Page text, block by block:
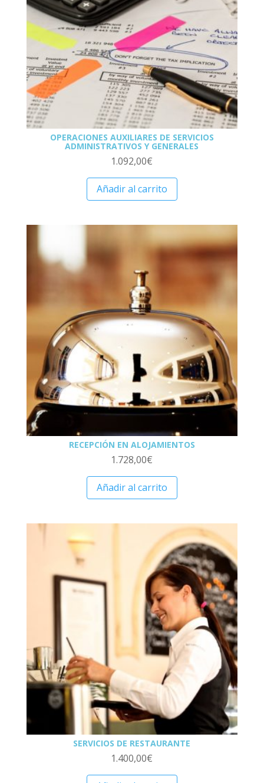
OPERACIONES AUXILIARES DE SERVICIOS
ADMINISTRATIVOS Y GENERALES
1.092,00€
Añadir al carrito
RECEPCIÓN EN ALOJAMIENTOS
1.728,00€
Añadir al carrito
SERVICIOS DE RESTAURANTE
1.400,00€